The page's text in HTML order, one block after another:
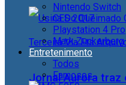
Jornal Aurora
Nintendo Switch
CES 2017
Playstation 4 Pro
Mark Zuckerberg
Entretenimento
Todos
Famosos